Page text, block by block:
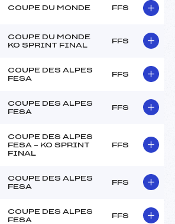
COUPE DU MONDE FFS
COUPE DU MONDE
KO SPRINT FINAL
FFS
COUPE DES ALPES
FESA
FFS
COUPE DES ALPES
FESA
FFS
COUPE DES ALPES
FESA – KO SPRINT
FINAL
FFS
COUPE DES ALPES
FESA
FFS
COUPE DES ALPES
FESA
FFS